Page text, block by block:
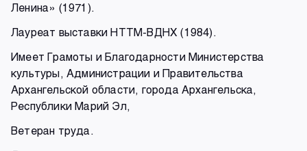
Ленина» (1971).
Лауреат выставки НТТМ-ВДНХ (1984).
Имеет Грамоты и Благодарности Министерства
культуры, Администрации и Правительства
Архангельской области, города Архангельска,
Республики Марий Эл,
Ветеран труда.